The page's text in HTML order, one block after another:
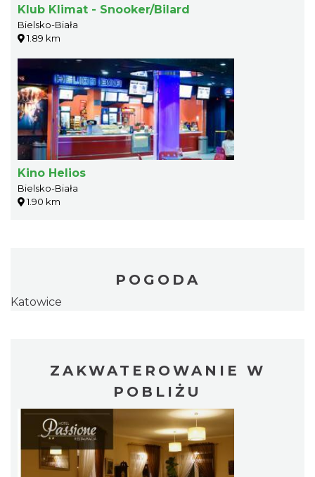
Klub Klimat - Snooker/Bilard
Bielsko-Biała
1.89 km
Kino Helios
Bielsko-Biała
1.90 km
POGODA
Katowice
ZAKWATEROWANIE W
POBLIŻU